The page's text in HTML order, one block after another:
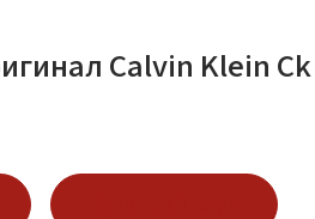
Calvin Klein